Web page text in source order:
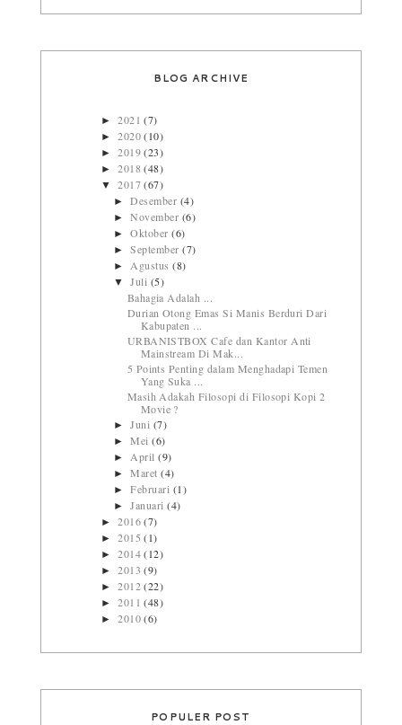
BLOG ARCHIVE
►2021(7)
►2020(10)
►2019(23)
►2018(48)
▼2017(67)
►Desember (4)
►November (6)
►Oktober(6)
►September(7)
► Agustus(8)
▼Juli (5)
Bahagia Adalah ...
Durian Otong Emas Si Manis Berduri Dari
Kabupaten ...
URBANISTBOX Cafe dan Kantor Anti
Mainstream Di Mak...
5 Points Penting dalam Menghadapi Temen
Yang Suka ...
Masih Adakah Filosopi di Filosopi Kopi 2
Movie ?
►Juni (7)
►Mei(6)
► April(9)
►Maret(4)
►Februari (1)
►Januari(4)
►2016(7)
►2015(1)
►2014(12)
►2013(9)
►2012(22)
►2011(48)
►2010(6)
POPULER POST